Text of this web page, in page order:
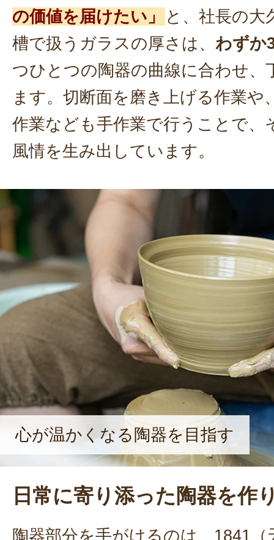
の価値を届けたい」
と、社長の大
槽で扱うガラスの厚さは、 わずか
つひとつの陶器の曲線に合わせ、
ます。切断面を磨き上げる作業や
作業なども手作業で行うことで、
風情を生み出しています。
心が温かくなる陶器を目指す
日常に寄り添った陶器を作
陶器部分を手がけるのは、1841（